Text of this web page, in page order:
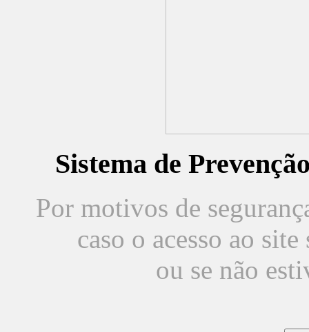
Sistema de
Por motivos de
caso o acesso ao
ou se não